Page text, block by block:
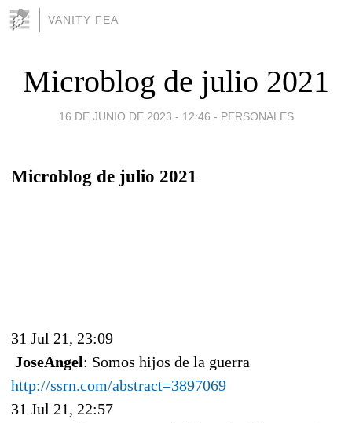
VANITY FEA
Microblog de julio 2021
16 DE JUNIO DE 2023 - 12:46 - PERSONALES
Microblog de julio 2021
31 Jul 21, 23:09
JoseAngel: Somos hijos de la guerra
http://ssrn.com/abstract=3897069
31 Jul 21, 22:57